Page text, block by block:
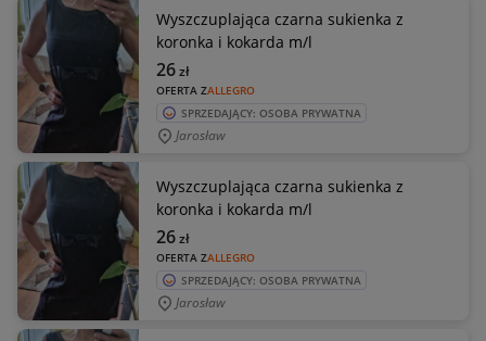
Wyszczuplająca czarna sukienka z
koronka i kokarda m/l
OFERTA ZALLEGRO
26zł
SPRZEDAJĄCY: OSOBA PRYWATNA
Jarosław
Wyszczuplająca czarna sukienka z
koronka i kokarda m/l
OFERTA ZALLEGRO
26zł
SPRZEDAJĄCY: OSOBA PRYWATNA
Jarosław